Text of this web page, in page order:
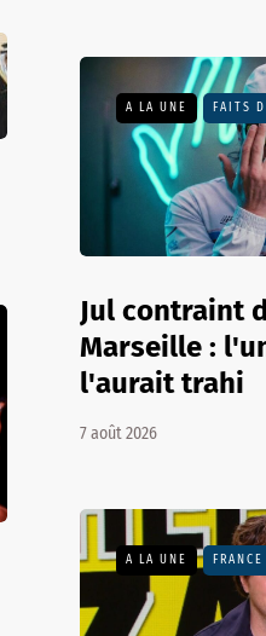
A LA UNE FAITS
Jul contraint
Marseille :
l'aurait trahi
7 août 2026
A LA UNE FRANCE